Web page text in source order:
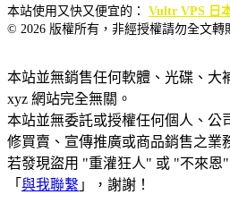
本站使用又快又便宜的： Vultr VPS 日
© 2026 版權所有，非經授權請勿全文轉
本站並無銷售任何軟體、光碟、大
xyz 網站完全無關。
本站並無委託或授權任何個人、公
修買賣、宣傳推廣或商品銷售之業
若發現盜用 "重灌狂人" 或 "不來恩
「 與我聯繫 」，謝謝！